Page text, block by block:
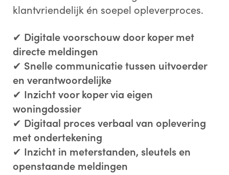
klantvriendelijk én soepel opleverproces.
✔ Digitale voorschouw door koper met
directe meldingen
✔ Snelle communicatie tussen uitvoerder
en verantwoordelijke
✔ Inzicht voor koper via eigen
woningdossier
✔ Digitaal proces verbaal van oplevering
met ondertekening
✔ Inzicht in meterstanden, sleutels en
openstaande meldingen